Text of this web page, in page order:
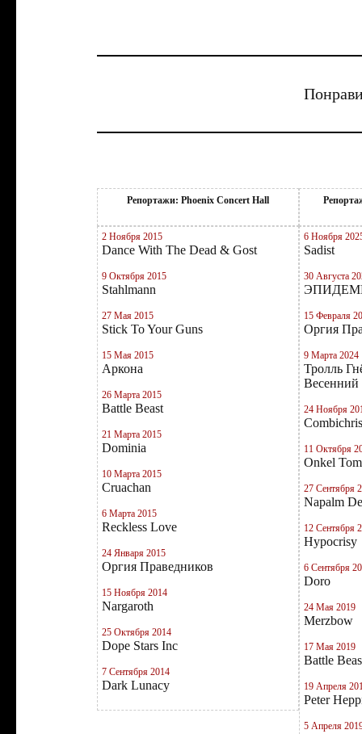
Репортажи: Phoenix Concert Hall
2 Ноября 2015
Dance With The Dead & Gost
9 Октября 2015
Stahlmann
27 Мая 2015
Stick To Your Guns
15 Мая 2015
Аркона
26 Марта 2015
Battle Beast
21 Марта 2015
Dominia
10 Марта 2015
Cruachan
6 Марта 2015
Reckless Love
24 Января 2015
Оргия Праведников
15 Ноября 2014
Nargaroth
25 Октября 2014
Dope Stars Inc
7 Сентября 2014
Dark Lunacy
6 Ноября
Sadist
30 Августа
15 Февраля
Оргия
9 Марта 2024
Тролль
Весенний
24 Ноября
11 Октября
Onkel Tom
27 Сентября
Napalm
12 Сентября
Hypocrisy
6 Сентября
Doro
24 Мая 2019
Merzbow
17 Мая 2019
Battle
19 Апреля
Peter
5 Апреля